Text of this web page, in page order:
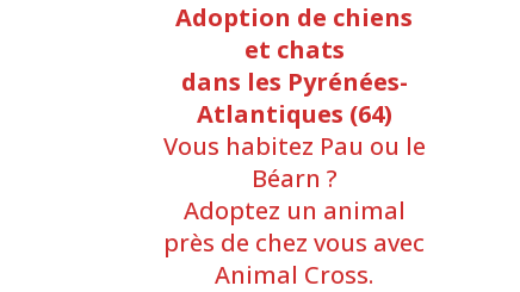
Adoption de chiens
et chats
dans les Pyrénées-
Atlantiques (64)
Vous habitez Pau ou le
Béarn ?
Adoptez un animal
près de chez vous avec
Animal Cross.